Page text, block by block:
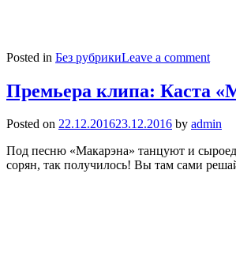
Posted in Без рубрикиLeave a comment
Премьера клипа: Каста
Posted on 22.12.201623.12.2016 by admin
Под песню «Макарэна» танцуют и
сорян, так получилось! Вы там сами